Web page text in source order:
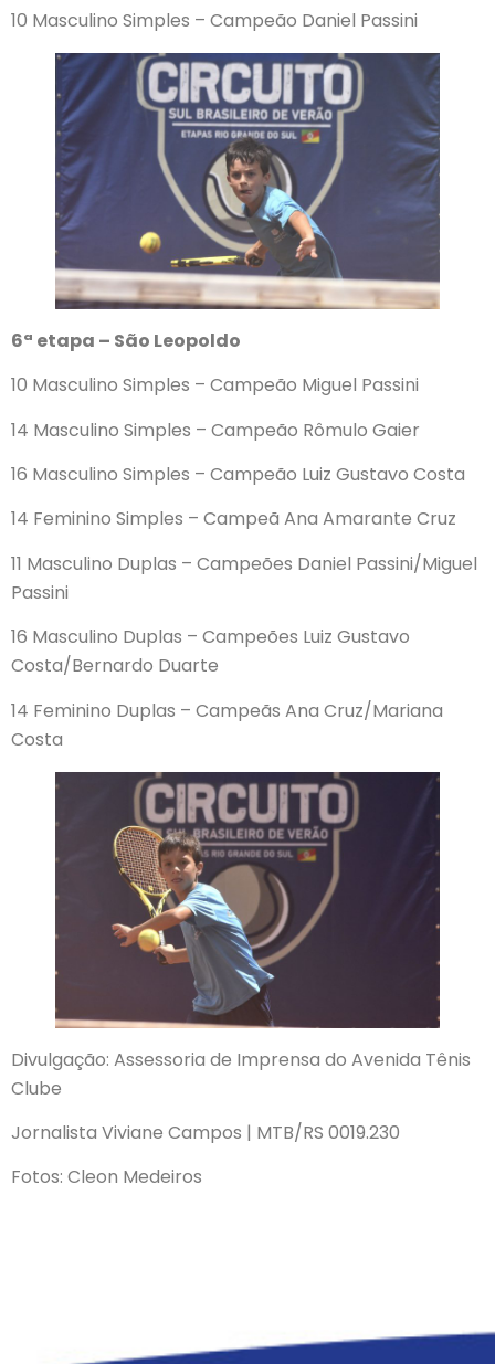
10 Masculino Simples – Campeão Daniel Passini
6ª etapa – São Leopoldo
10 Masculino Simples – Campeão Miguel Passini
14 Masculino Simples – Campeão Rômulo Gaier
16 Masculino Simples – Campeão Luiz Gustavo Costa
14 Feminino Simples – Campeã Ana Amarante Cruz
11 Masculino Duplas – Campeões Daniel Passini/Miguel
Passini
16 Masculino Duplas – Campeões Luiz Gustavo
Costa/Bernardo Duarte
14 Feminino Duplas – Campeãs Ana Cruz/Mariana
Costa
Divulgação: Assessoria de Imprensa do Avenida Tênis
Clube
Jornalista Viviane Campos | MTB/RS 0019.230
Fotos: Cleon Medeiros